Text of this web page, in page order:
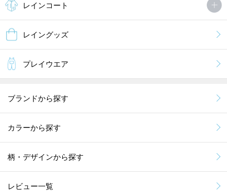
レインコート
レイングッズ
プレイウエア
ブランドから探す
カラーから探す
柄・デザインから探す
レビュー一覧